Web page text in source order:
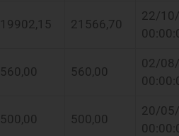
19902,15 21566,70
22/
560,00 560,00
02/
500,00 500,00
20/